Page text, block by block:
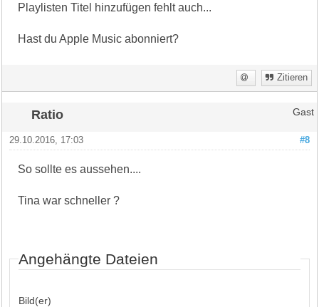
Playlisten Titel hinzufügen fehlt auch...
Hast du Apple Music abonniert?
Zitieren
Ratio Gast
#8
29.10.2016, 17:03
So sollte es aussehen....
Tina war schneller ?
Angehängte Dateien
Bild(er)